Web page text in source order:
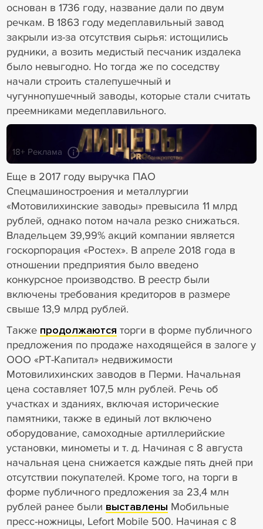
основан в 1736 году, название дали по двум
речкам. В 1863 году медеплавильный завод
закрыли из-за отсутствия сырья: истощились
рудники, а возить медистый песчаник издалека
было невыгодно. Но тогда же по соседству
начали строить сталепушечный и
чугуннопушечный заводы, которые стали считать
преемниками медеплавильного.
18+ Реклама
Еще в 2017 году выручка ПАО
Спецмашиностроения и металлургии
«Мотовилихинские заводы» превысила 11 млрд
рублей, однако потом начала резко снижаться.
Владельцем 39,99% акций компании является
госкорпорация «Ростех». В апреле 2018 года в
отношении предприятия было введено
конкурсное производство. В реестр были
включены требования кредиторов в размере
свыше 13,9 млрд рублей.
Также продолжаются торги в форме публичного
предложения по продаже находящейся в залоге у
ООО «РТ-Капитал» недвижимости
Мотовилихинских заводов в Перми. Начальная
цена составляет 107,5 млн рублей. Речь об
участках и зданиях, включая исторические
памятники, также в единый лот включено
оборудование, самоходные артиллерийские
установки, минометы и т. д. Начиная с 8 августа
начальная цена снижается каждые пять дней при
отсутствии покупателей. Кроме того, на торги в
форме публичного предложения за 23,4 млн
рублей ранее были выставлены Мобильные
пресс-ножницы, Lefort Mobile 500. Начиная с 8